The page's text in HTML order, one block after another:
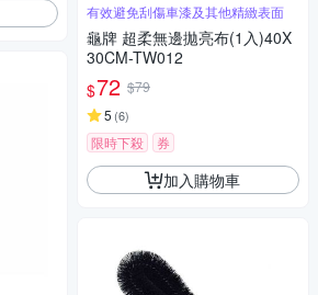
有效避免刮傷車漆及其他精緻表面
龜牌 超柔無邊拋亮布(1入)40X
30CM-TW012
$72 $79
5 (6)
限時下殺 券
加入購物車